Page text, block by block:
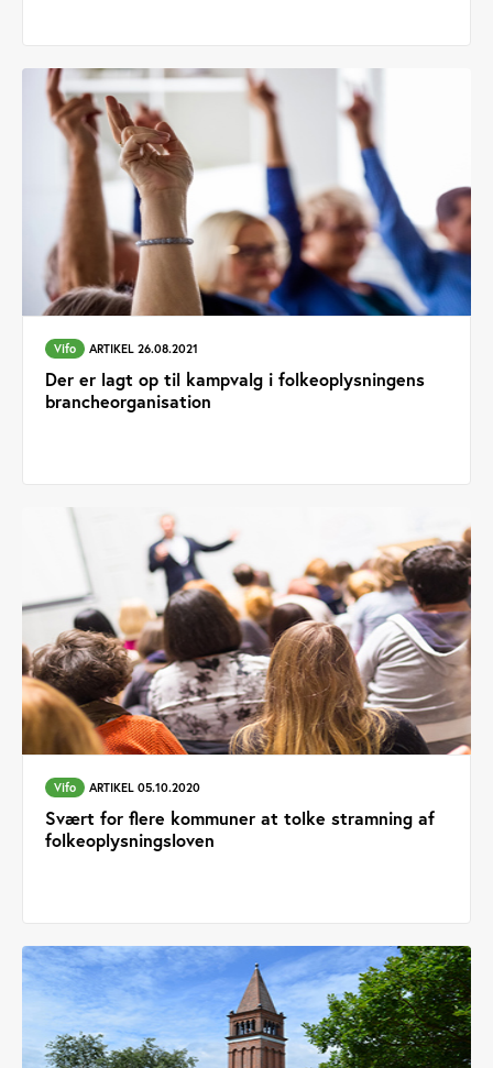
Vifo ARTIKEL 26.08.2021
Der er lagt op til kampvalg i folkeoplysningens
brancheorganisation
Vifo ARTIKEL 05.10.2020
Svært for flere kommuner at tolke stramning af
folkeoplysningsloven